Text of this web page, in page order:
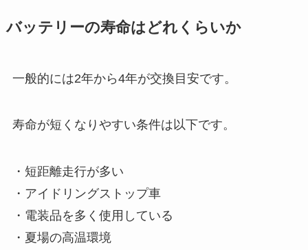
バッテリーの寿命はどれくらいか
一般的には2年から4年が交換目安です。
寿命が短くなりやすい条件は以下です。
・短距離走行が多い
・アイドリングストップ車
・電装品を多く使用している
・夏場の高温環境